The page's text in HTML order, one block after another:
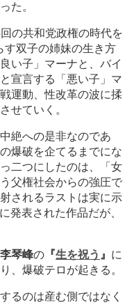
た。
の共和党政権の時代を
す双子の姉妹の生き方
い子」マーナと、バイ
宣言する「悪い子」マ
運動、性改革の波に揉
せていく。
絶への是非なのであ
爆破を企てるまでにな
二つにしたのは、「女
父権社会からの強圧で
されるラストは実に示
発表された作品だが、
李琴峰の 『生を祝う 』 に
、爆破テロが起きる。
るのは産む側ではなく